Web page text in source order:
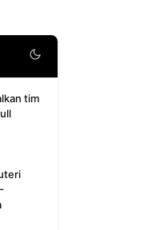
tim